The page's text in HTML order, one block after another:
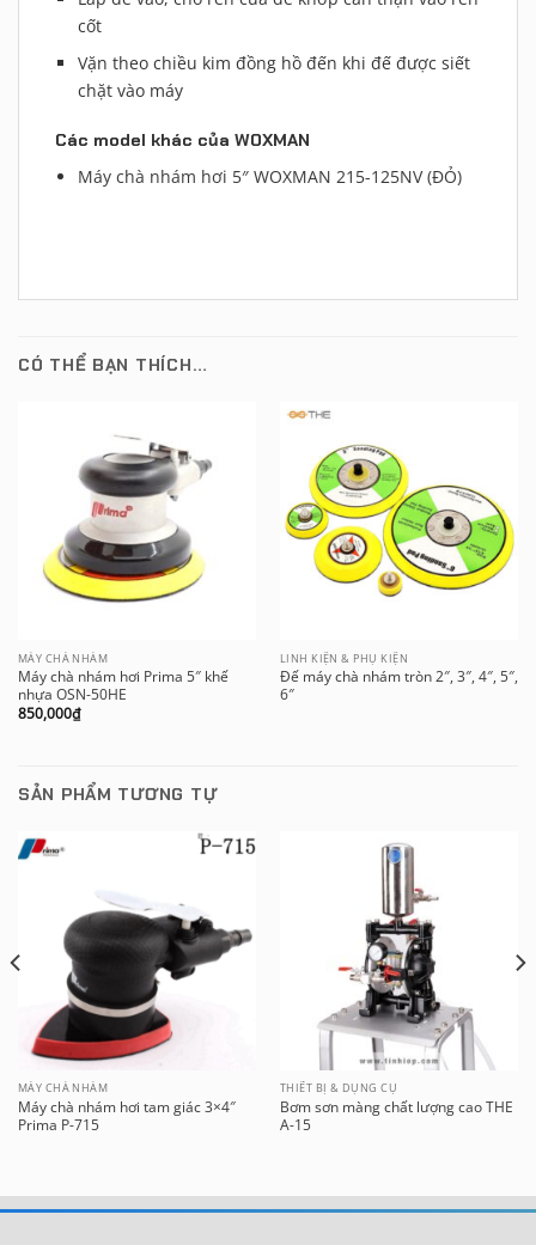
cốt
Vặn theo chiều kim đồng hồ đến khi đế được siết
chặt vào máy
Các model khác của WOXMAN
Máy chà nhám hơi 5″ WOXMAN 215-125NV (ĐỎ)
CÓ THỂ BẠN THÍCH…
MÁY CHÀ NHÁM
Máy chà nhám hơi Prima 5″ khế
nhựa OSN-50HE
850,000₫
LINH KIỆN & PHỤ KIỆN
Đế máy chà nhám tròn 2″, 3″, 4″, 5″,
6″
SẢN PHẨM TƯƠNG TỰ
MÁY CHÀ NHÁM
Máy chà nhám hơi tam giác 3×4″
Prima P-715
THIẾT BỊ & DỤNG CỤ
Bơm sơn màng chất lượng cao THE
A-15